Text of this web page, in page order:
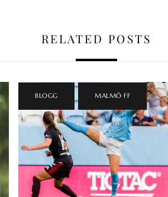
RELATED POSTS
BLOGG MALMÖ FF